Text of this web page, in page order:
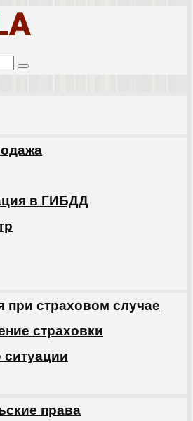
в ГИБДД
при страховом случае
страховки
права